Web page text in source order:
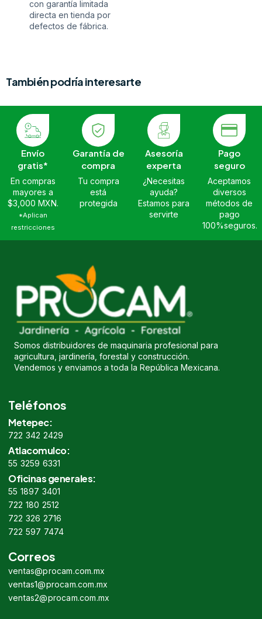
con garantía limitada
directa en tienda por
defectos de fábrica.
También podría interesarte
Envío
gratis*
En compras
mayores a
$3,000 MXN.
*Aplican
restricciones
Garantía de
compra
Tu compra
está
protegida
Asesoría
experta
¿Necesitas
ayuda?
Estamos para
servirte
Pago
seguro
Aceptamos
diversos
métodos de
pago
100%seguros.
Somos distribuidores de maquinaria profesional para
agricultura, jardinería, forestal y construcción.
Vendemos y enviamos a toda la República Mexicana.
Teléfonos
Metepec:
722 342 2429
Atlacomulco:
55 3259 6331
Oficinas generales:
55 1897 3401
722 180 2512
722 326 2716
722 597 7474
Correos
ventas@procam.com.mx
ventas1@procam.com.mx
ventas2@procam.com.mx